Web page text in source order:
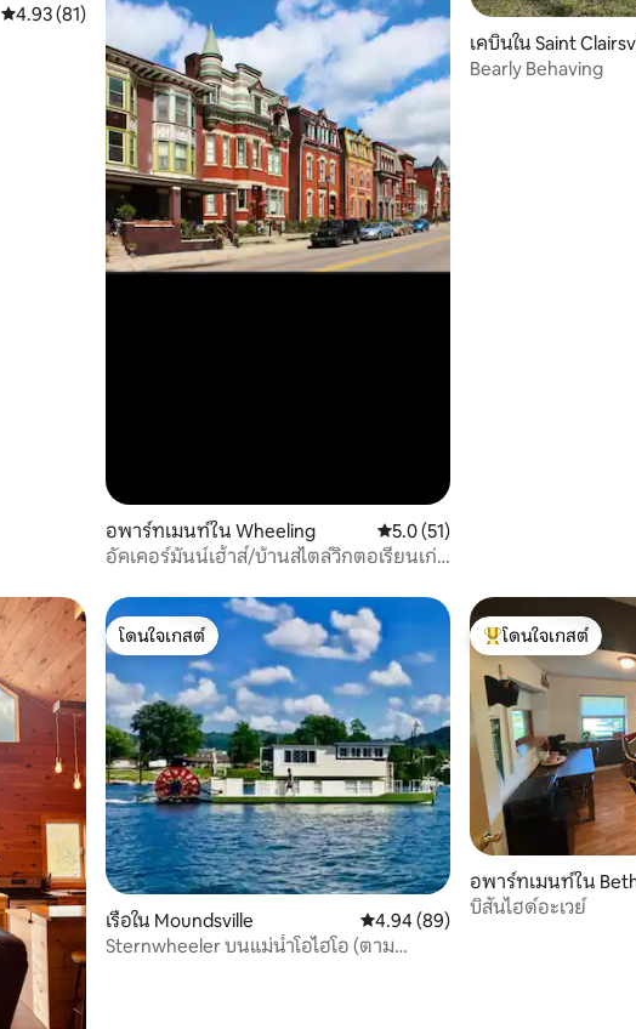
คะแนนเฉลี่ย 4.93 จาก 5, 81 รีวิว
4.93 (81)
อพาร์ทเมนท์ใน Wheeling คะแนนเฉลี่ย 5.0 จาก 5, 51 รีวิว
5.0 (51)
อัคเคอร์มันน์เฮ้าส์/บ้านสไตล์วิกตอเรียนเก่า
เคบินใน Saint
Bearly Behaving
โดนใจเกสต์
โดนใจเกสต์
เรือใน Moundsville คะแนนเฉลี่ย 4.94 จาก 5, 89 รีวิว
4.94 (89)
Sternwheeler บนแม่น้ำโอไฮโอ (ตาม
โดนใจเกสต์ที่สุด
โดนใจเกสต์
อพาร์ทเมนท์ใน
บิสันไฮด์อะเวย์